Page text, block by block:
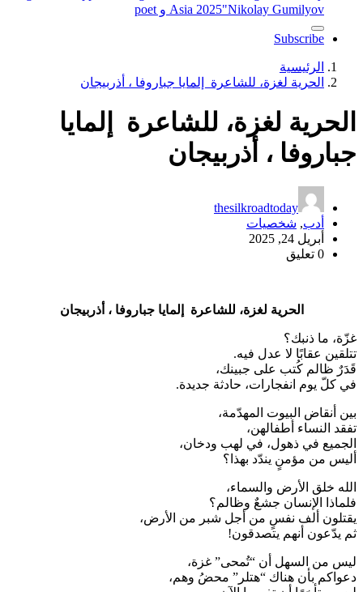
Asia 2025"Nikolay Gumilyov و poet
Subscribe
الرئيسية
الحرية لغزة، للشاعرة إلمايا جباروفا ، أذربيجان
الحرية لغزة، للشاعرة إلمايا
جباروفا ، أذربيجان
thesilkroadtoday
أدب, شخصيات
أبريل 24, 2025
0 تعليق
الحرية لغزة، للشاعرة إلمايا جباروفا ، أذربيجان
غزّة، ما ذنبك؟
تتلقين عقابًا لا عدل فيه.
قَدَرٌ ظالم كُتب على جبينك،
في كلّ يوم انفجارات، حادثة جديدة.
بين أنقاض البيوت المهدّمة،
تفقد النساء أطفالهن،
الجميع في ذهول، في لهب ودخان،
أليس من مؤمنٍ يندّد بهذا؟
الله خلق الأرض والسماء،
فلماذا الإنسان جشعٌ وظالم؟
يقتلون ألف نفسٍ من أجل شبر من الأرض،
ثم يدّعون أنهم يتصدقون!
ليس من السهل أن “تُمحى” غزة،
دعواكم بأن هناك “هتلر” محضُ وهم،